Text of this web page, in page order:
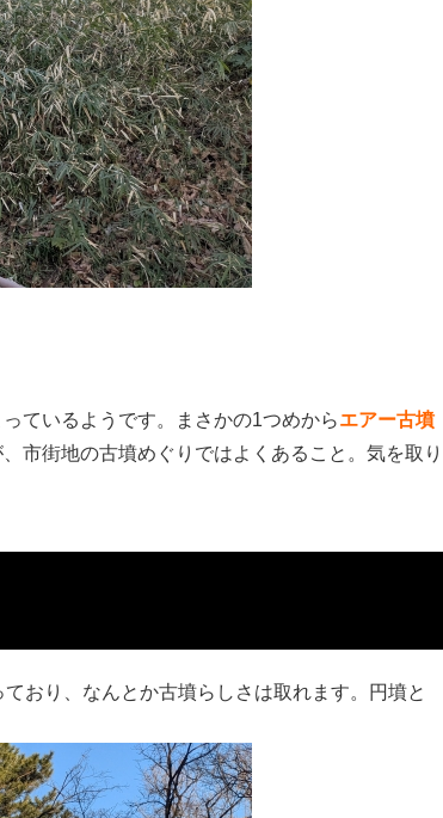
ているようです。まさかの1つめからエアー古墳
市街地の古墳めぐりではよくあること。気を取り
おり、なんとか古墳らしさは取れます。円墳と